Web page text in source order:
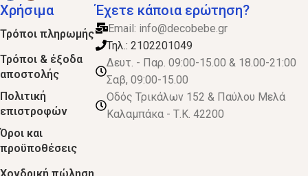
Χρήσιμα
Τρόποι πληρωμής
Τρόποι & έξοδα
αποστολής
Πολιτική
επιστροφών
Όροι και
προϋποθέσεις
Χονδρική πώληση
Έχετε κάποια ερώτηση?
Email: info@decobebe.gr
Τηλ.: 2102201049
Δευτ. - Παρ. 09:00-15.00 & 18.00-21:00
Σαβ, 09:00-15.00
Οδός Τρικάλων 152 & Παύλου Μελά
Καλαμπάκα - Τ.Κ. 42200